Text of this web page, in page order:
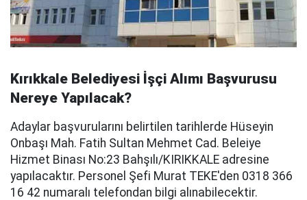
Kırıkkale Belediyesi İşçi Alımı Başvurusu
Nereye Yapılacak?
Adaylar başvurularını belirtilen tarihlerde Hüseyin
Onbaşı Mah. Fatih Sultan Mehmet Cad. Beleiye
Hizmet Binası No:23 Bahşılı/KIRIKKALE adresine
yapılacaktır. Personel Şefi Murat TEKE'den 0318 366
16 42 numaralı telefondan bilgi alınabilecektir.